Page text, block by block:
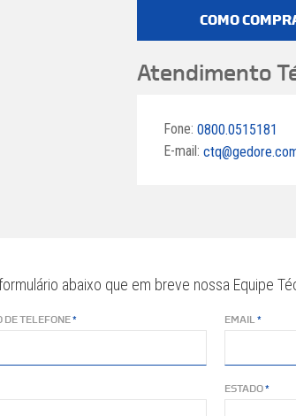
COMO
Atendimento
Fone: 0800.0515181
E-mail:
abaixo que em breve nossa Equipe
DE TELEFONE EMAIL
ESTADO